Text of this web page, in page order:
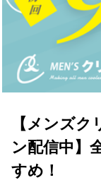
【メンズ
ン配信中】
すめ！